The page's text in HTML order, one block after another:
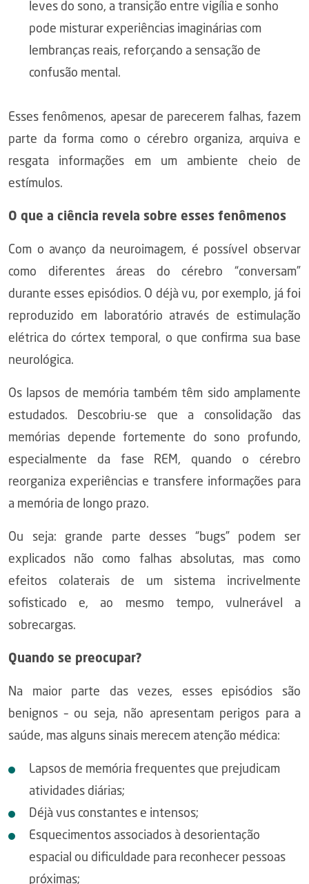
leves do sono, a transição entre vigília e sonho
pode misturar experiências imaginárias com
lembranças reais, reforçando a sensação de
confusão mental.
Esses fenômenos, apesar de parecerem falhas, fazem
parte da forma como o cérebro organiza, arquiva e
resgata informações em um ambiente cheio de
estímulos.
O que a ciência revela sobre esses fenômenos
Com o avanço da neuroimagem, é possível observar
como diferentes áreas do cérebro “conversam”
durante esses episódios. O déjà vu, por exemplo, já foi
reproduzido em laboratório através de estimulação
elétrica do córtex temporal, o que confirma sua base
neurológica.
Os lapsos de memória também têm sido amplamente
estudados. Descobriu-se que a consolidação das
memórias depende fortemente do sono profundo,
especialmente da fase REM, quando o cérebro
reorganiza experiências e transfere informações para
a memória de longo prazo.
Ou seja: grande parte desses “bugs” podem ser
explicados não como falhas absolutas, mas como
efeitos colaterais de um sistema incrivelmente
sofisticado e, ao mesmo tempo, vulnerável a
sobrecargas.
Quando se preocupar?
Na maior parte das vezes, esses episódios são
benignos – ou seja, não apresentam perigos para a
saúde, mas alguns sinais merecem atenção médica:
Lapsos de memória frequentes que prejudicam
atividades diárias;
Déjà vus constantes e intensos;
Esquecimentos associados à desorientação
espacial ou dificuldade para reconhecer pessoas
próximas;